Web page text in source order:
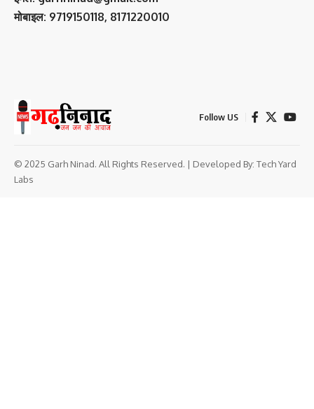
मोबाइल: 9719150118, 8171220010
Follow US
© 2025 Garh Ninad. All Rights Reserved. | Developed By: Tech Yard
Labs